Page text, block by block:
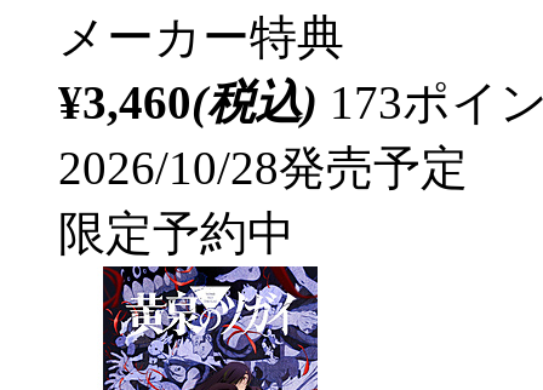
メーカー特典
¥3,460(税込) 173ポイ
2026/10/28発売予定
限定予約中